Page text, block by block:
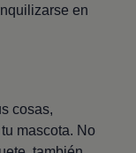
en
cosas,
mascota. No